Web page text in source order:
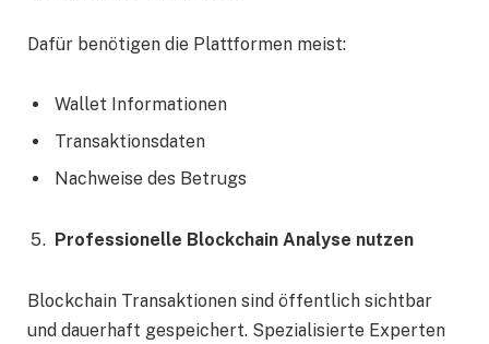
Dafür benötigen die Plattformen meist:
Wallet Informationen
Transaktionsdaten
Nachweise des Betrugs
Professionelle Blockchain Analyse nutzen
Blockchain Transaktionen sind öffentlich sichtbar
und dauerhaft gespeichert. Spezialisierte Experten